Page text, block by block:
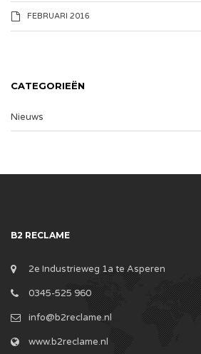
FEBRUARI 2016
CATEGORIEËN
Nieuws
B2 RECLAME
2e Industrieweg 1a te Asperen
0345-525 960
info@b2reclame.nl
www.b2reclame.nl